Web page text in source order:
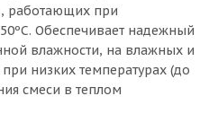
работающих при
Обеспечивает надежный
влажности, на влажных и
низких температурах (до
смеси в теплом